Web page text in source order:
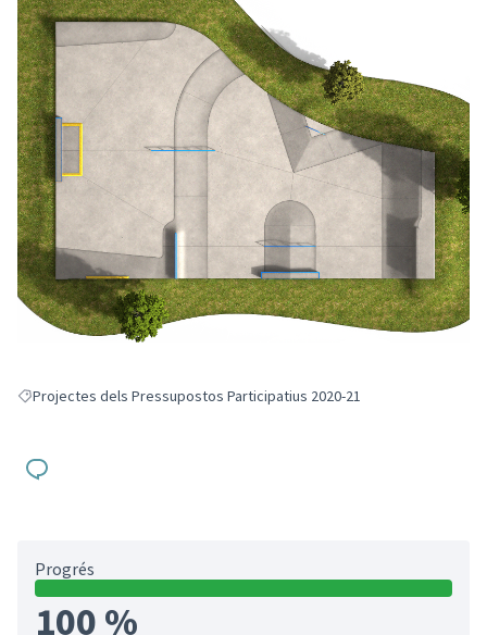
Resultats en filtrar per: Projectes dels Pressupostos Participatius 2020-
Projectes dels Pressupostos Participatius 2020-21
Progrés
100 %